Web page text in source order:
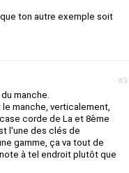
ton autre exemple soit
#3
manche.
manche, verticalement,
corde de La et 8ème
l'une des clés de
gamme, ça va tout de
à tel endroit plutôt que